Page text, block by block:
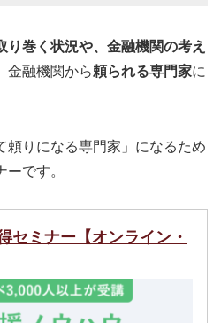
り巻く状況や、金融機関の考え
金融機関から頼られる専門家に
頼りになる専門家」になるため
です。
セミナー【オンライン・